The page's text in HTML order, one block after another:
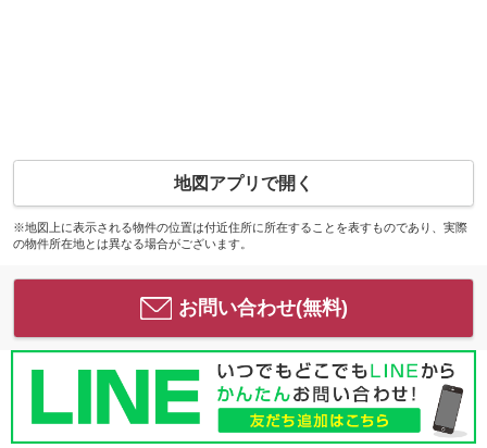
地図アプリで開く
※地図上に表示される物件の位置は付近住所に所在することを表すものであり、実際
の物件所在地とは異なる場合がございます。
お問い合わせ(無料)